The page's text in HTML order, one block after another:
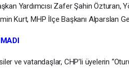
Yardımcısı Zafer Şahin Özturan,
Kurt, MHP İlçe Başkanı Alparslan
ve vatandaşlar, CHP’li üyelerin